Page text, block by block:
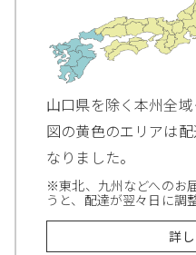
山口県を除く本州全域
図の黄色のエリアは
なりました。
※東北、九州などへのお
うと、配達が翌々日に調
詳